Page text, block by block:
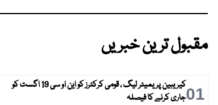
مقبول ترین خبریں
01
کیریبین پریمیئر لیگ ، قومی کرکٹرز کو این او سی 19 اگست کو
جاری کرنے کا فیصلہ